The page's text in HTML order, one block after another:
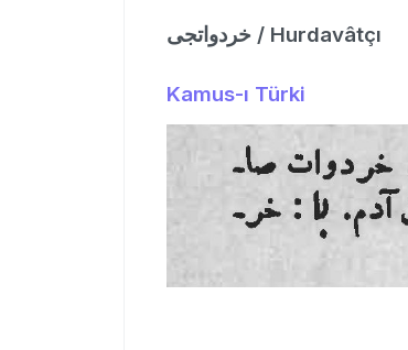
خردواتجی / Hurdavâtçı
Kamus-ı Türki